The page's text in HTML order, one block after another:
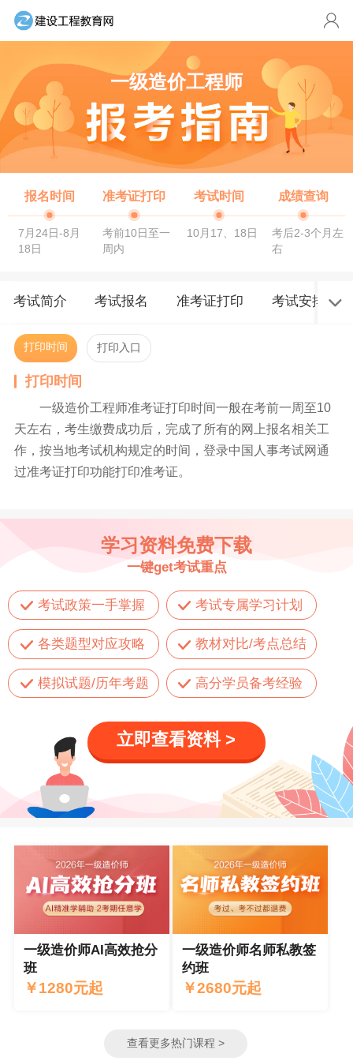
一级造价工程师
报名时间
7月24日-8月
18日
准考证打印
考前10日至一
周内
考试时间
10月17、18日
成绩查询
考后2-3个月左
右
考试简介 考试报名 准考证打印 考试安排
打印时间 打印入口
打印时间
一级造价工程师准考证打印时间一般在考前一周至10
天左右，考生缴费成功后，完成了所有的网上报名相关工
作，按当地考试机构规定的时间，登录中国人事考试网通
过准考证打印功能打印准考证。
学习资料免费下载
一键get考试重点
考试政策一手掌握 考试专属学习计划
各类题型对应攻略 教材对比/考点总结
模拟试题/历年考题 高分学员备考经验
立即查看资料 >
一级造价师AI高效抢分
班
￥1280元起
一级造价师名师私教签
约班
￥2680元起
查看更多热门课程 >